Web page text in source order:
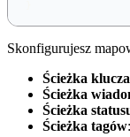
Skonfigurujesz
Ścieżka
Ścieżka
Ścieżka
Ścieżka tagów: